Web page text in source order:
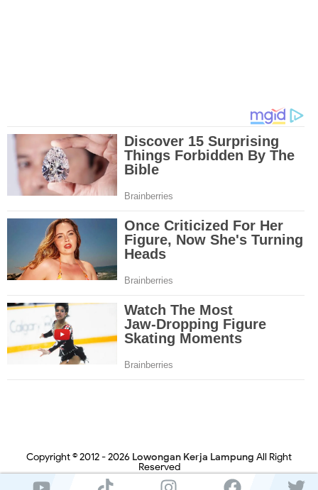
Copyright © 2012 -2026 Lowongan Kerja Lampung All Right
Reserved